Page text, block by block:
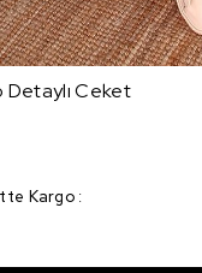
Ceket
Kargo :